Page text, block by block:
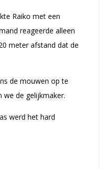
Raiko met een
reageerde alleen
meter afstand dat de
de mouwen op te
de gelijkmaker.
werd het hard